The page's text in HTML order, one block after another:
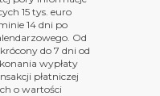
15 tys. euro
14 dni po
Od
do 7 dni od
wypłaty
płatniczej
o wartości